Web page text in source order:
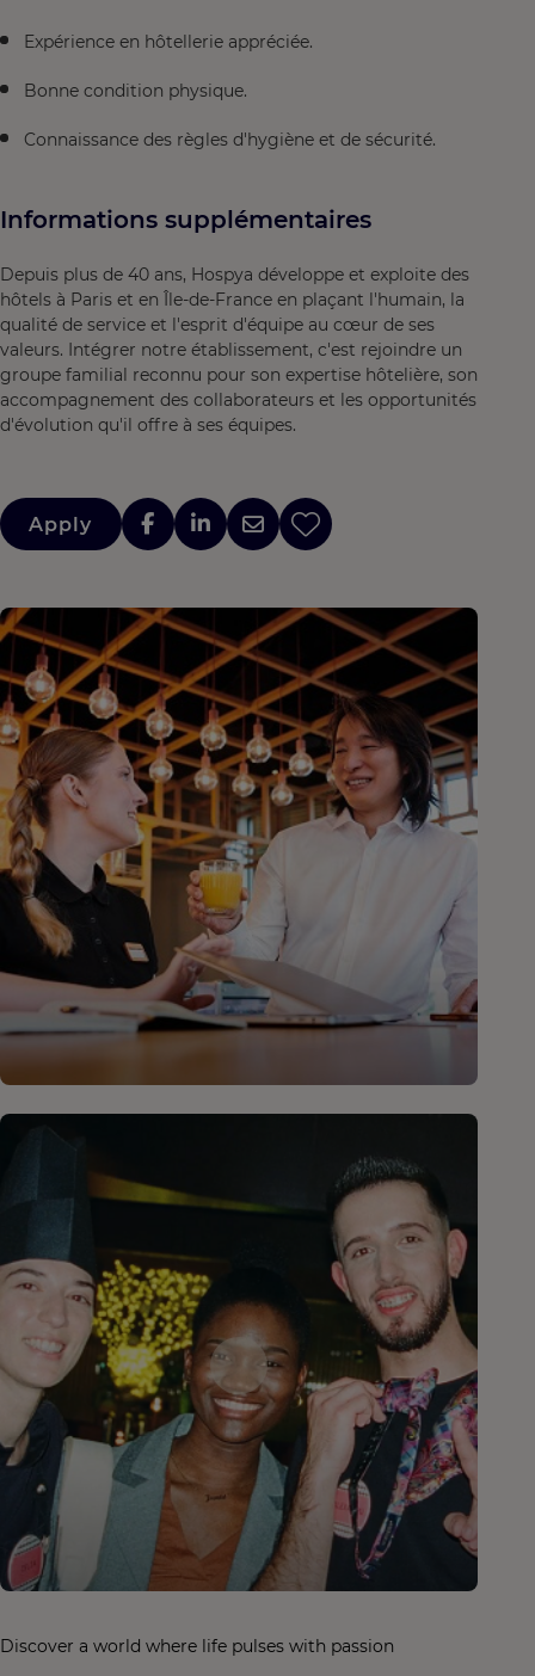
Expérience en hôtellerie appréciée.
Bonne condition physique.
Connaissance des règles d'hygiène et de sécurité.
Informations supplémentaires
Depuis plus de 40 ans, Hospya développe et exploite des
hôtels à Paris et en Île-de-France en plaçant l'humain, la
qualité de service et l'esprit d'équipe au cœur de ses
valeurs. Intégrer notre établissement, c'est rejoindre un
groupe familial reconnu pour son expertise hôtelière, son
accompagnement des collaborateurs et les opportunités
d'évolution qu'il offre à ses équipes.
Apply
Discover a world where life pulses with passion